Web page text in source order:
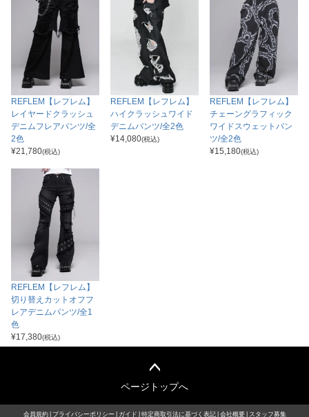
REFLEM【レフレム】
レイヤードクラッシュ
デニムフレアパンツ/全
2色
¥21,780(税込)
REFLEM【レフレム】
ハイクラッシュワイド
デニムパンツ/全2色
¥14,080(税込)
REFLEM【レフレム】
チェーングラフィック
ワイドスウェットパン
ツ/全2色
¥15,180(税込)
REFLEM【レフレム】
切り替えカットオフフ
レアデニムパンツ/全1
色
¥17,380(税込)
ページトップへ
会員規約 プライバシーポリシー ガイド 特定商取引法に基づく表記 会社概要 スタッフ募集